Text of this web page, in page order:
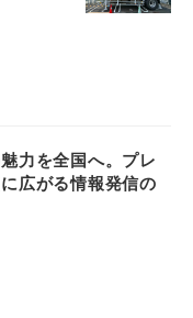
力を全国へ。プレ
広がる情報発信の